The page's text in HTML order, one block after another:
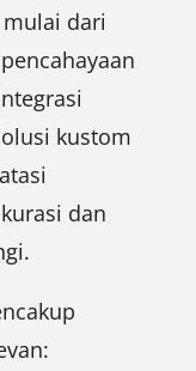
dari
kustom
dan